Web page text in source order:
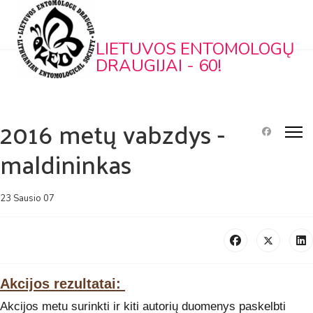
LIETUVOS ENTOMOLOGŲ
DRAUGIJAI - 60!
2016 metų vabzdys -
maldininkas
23 Sausio 07
Akcijos rezultatai:
Akcijos metu surinkti ir kiti autorių duomenys paskelbti